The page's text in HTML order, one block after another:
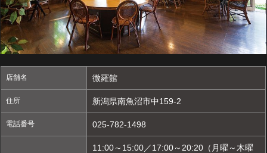
店舗名 微羅館
住所 新潟県南魚沼市中159-2
電話番号 025-782-1498
11:00～15:00／17:00～20:20（月曜～木曜